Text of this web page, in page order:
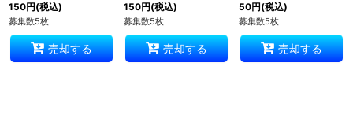
150円(税込)
募集数5枚
売却する
150円(税込)
募集数5枚
売却する
50円(税込)
募集数5枚
売却する